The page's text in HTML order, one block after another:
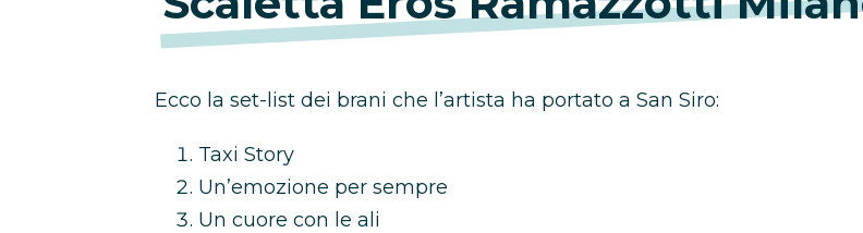
Ecco la set-list dei brani che l’artista ha portato a San Siro:
Taxi Story
Un’emozione per sempre
Un cuore con le ali